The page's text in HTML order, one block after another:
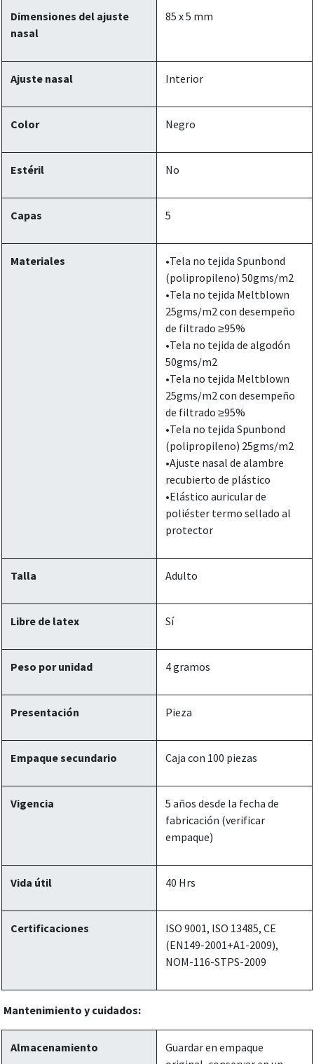
Dimensiones del ajuste
nasal
85 x 5 mm
Ajuste nasal Interior
Color Negro
Estéril No
Capas 5
Materiales
•Tela no tejida Spunbond
(polipropileno) 50gms/m2
•Tela no tejida Meltblown
25gms/m2 con desempeño
de filtrado ≥95%
•Tela no tejida de algodón
50gms/m2
•Tela no tejida Meltblown
25gms/m2 con desempeño
de filtrado ≥95%
•Tela no tejida Spunbond
(polipropileno) 25gms/m2
•Ajuste nasal de alambre
recubierto de plástico
•Elástico auricular de
poliéster termo sellado al
protector
Talla Adulto
Libre de latex Sí
Peso por unidad 4 gramos
Presentación Pieza
Empaque secundario Caja con 100 piezas
Vigencia
5 años desde la fecha de
fabricación (verificar
empaque)
Vida útil 40 Hrs
Certificaciones
ISO 9001, ISO 13485, CE
(EN149-2001+A1-2009),
NOM-116-STPS-2009
Mantenimiento y cuidados:
Almacenamiento
Guardar en empaque